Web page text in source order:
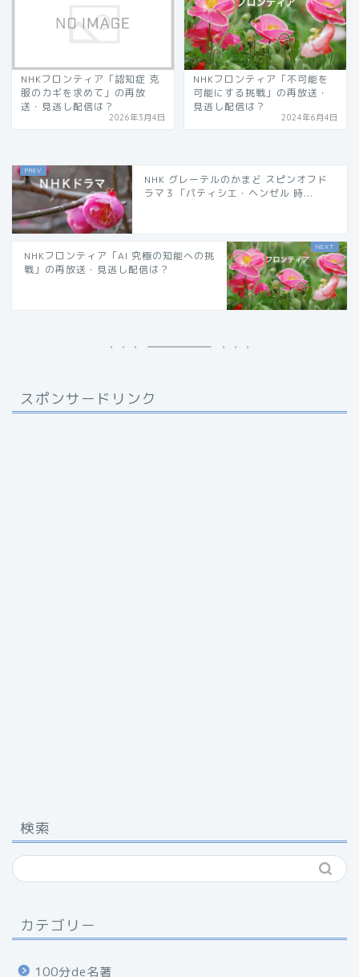
NHKフロンティア「認知症 克
服のカギを求めて」の再放
送・見逃し配信は？
2026年3月4日
NHKフロンティア「不可能を
可能にする挑戦」の再放送・
見逃し配信は？
2024年6月4日
NHK グレーテルのかまど スピンオフド
ラマ３「パティシエ・ヘンゼル 時...
NHKフロンティア「AI 究極の知能への挑
戦」の再放送・見逃し配信は？
スポンサードリンク
検索
カテゴリー
100分de名著